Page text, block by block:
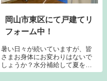
岡山市東区にて戸建てリ
フォーム中！
暑い日々が続いていますが、皆
さまお身体にお変わりはないで
しょうか？水分補給して夏を楽
しみましょう！ネストコーポレ